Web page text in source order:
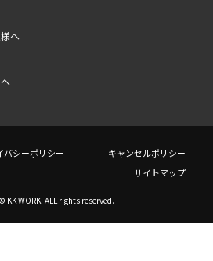
へ
バシーポリシー
キャンセルポリシー
サイトマップ
KK WORK. ALL rights reserved.